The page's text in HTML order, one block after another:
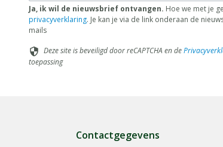
Ja, ik wil de nieuwsbrief ontvangen. Hoe we met je
privacyverklaring. Je kan je via de link onderaan de
mails
security Deze site is beveiligd door reCAPTCHA en de
toepassing
Contactgegevens